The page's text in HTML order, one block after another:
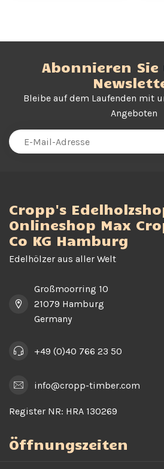
Abonnieren Sie
Bleibe auf dem Laufenden mit
Angeboten
Cropp's
Onlineshop Max
Co KG Hamburg
Edelhölzer aus aller Welt
Großmoorring 10
21079 Hamburg
Germany
+49 (0)40 766 23 50
info@cropp-timber.com
Register NR: HRA 130269
Öffnungszeiten